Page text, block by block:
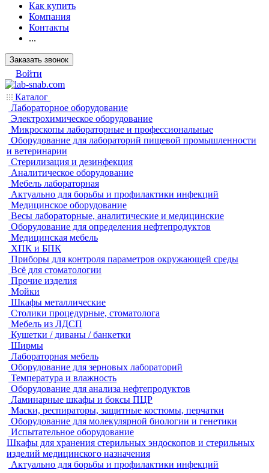
Как купить
Компания
Контакты
...
Заказать звонок
Войти
Каталог
Лабораторное оборудование
Электрохимическое оборудование
Микроскопы лабораторные и профессиональные
Оборудование для лабораторий пищевой промышленности
и ветеринарии
Стерилизация и дезинфекция
Аналитическое оборудование
Мебель лабораторная
Актуально для борьбы и профилактики инфекций
Медицинское оборудование
Весы лабораторные, аналитические и медицинские
Оборудование для определения нефтепродуктов
Медицинская мебель
ХПК и БПК
Приборы для контроля параметров окружающей среды
Всё для стоматологии
Прочие изделия
Мойки
Шкафы металлические
Столики процедурные, стоматолога
Мебель из ЛДСП
Кушетки / диваны / банкетки
Ширмы
Лабораторная мебель
Оборудование для зерновых лабораторий
Температура и влажность
Оборудование для анализа нефтепродуктов
Ламинарные шкафы и боксы ПЦР
Маски, респираторы, защитные костюмы, перчатки
Оборудование для молекулярной биологии и генетики
Испытательное оборудование
Шкафы для хранения стерильных эндоскопов и стерильных
изделий медицинского назначения
Актуально для борьбы и профилактики инфекций